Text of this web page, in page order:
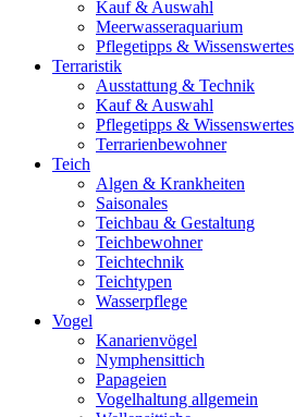
Kauf & Auswahl
Meerwasseraquarium
Pflegetipps & Wissenswertes
Terraristik
Ausstattung & Technik
Kauf & Auswahl
Pflegetipps & Wissenswertes
Terrarienbewohner
Teich
Algen & Krankheiten
Saisonales
Teichbau & Gestaltung
Teichbewohner
Teichtechnik
Teichtypen
Wasserpflege
Vogel
Kanarienvögel
Nymphensittich
Papageien
Vogelhaltung allgemein